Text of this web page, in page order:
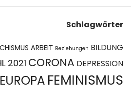
Schlagwörter
ARBEIT Beziehungen BILDUNG
2021 CORONA DEPRESSION
EUROPA FEMINISMUS